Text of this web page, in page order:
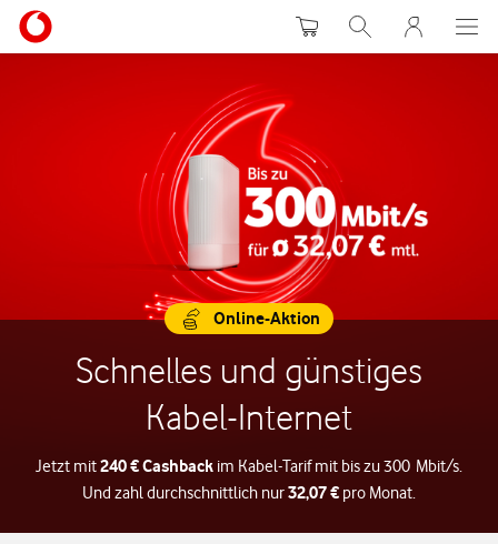
WarenkorbSuche MeinVodafone
Online-Aktion
Schnelles und günstiges
Kabel-Internet
Jetzt mit240 € Cashback im Kabel-Tarif mit bis zu 300 Mbit/s.
Und zahl durchschnittlich nur32,07 € pro Monat.